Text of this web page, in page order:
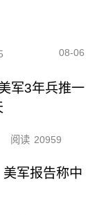
08-06
军3年兵推一
阅读 20959
军报告称中